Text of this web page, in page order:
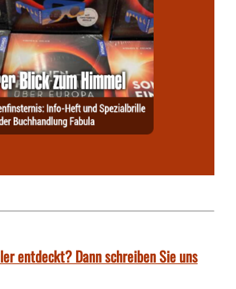
entdeckt? Dann schreiben Sie uns